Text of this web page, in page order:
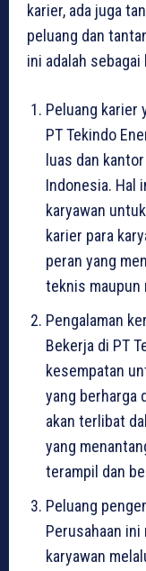
karier, ada juga
peluang dan
ini adalah
Peluang karier
PT Tekindo
luas dan
Indonesia. Hal
karyawan
karier para
peran yang
teknis maupun
Pengalaman
Bekerja di PT
kesempatan
yang berharga
akan terlibat
yang
terampil dan
Peluang
Perusahaan
karyawan